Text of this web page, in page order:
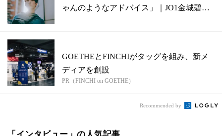
ゃんのようなアドバイス」｜JO1金城碧海
GOETHEとFINCHIがタッグを組み、新メ
ディアを創設
PR（FINCHI on GOETHE）
Recommended by
「インタビュー」の人気記事